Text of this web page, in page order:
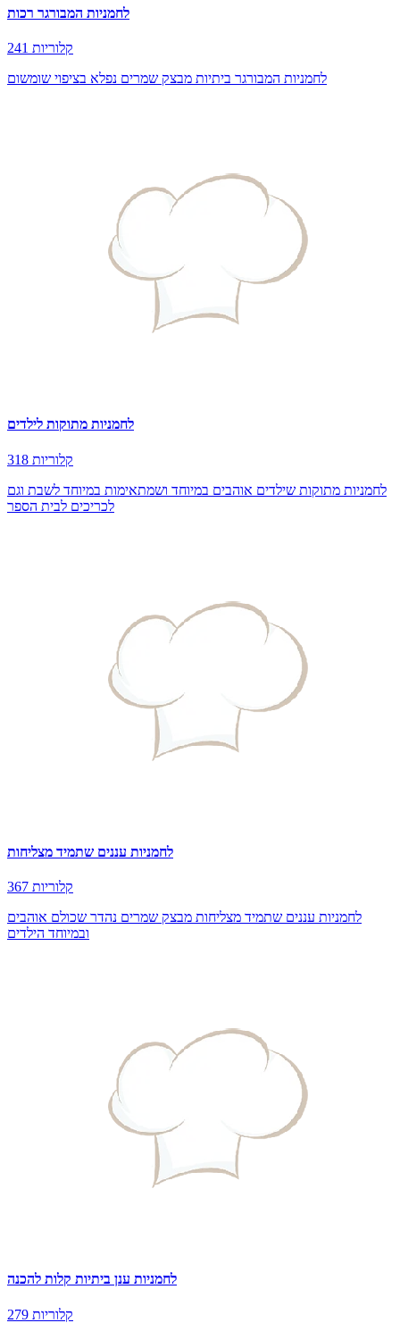
לחמניות המבורגר רכות
241 קלוריות
לחמניות המבורגר ביתיות מבצק שמרים נפלא בציפוי שומשום
לחמניות מתוקות לילדים
318 קלוריות
לחמניות מתוקות שילדים אוהבים במיוחד ושמתאימות במיוחד לשבת וגם
לכריכים לבית הספר
לחמניות עננים שתמיד מצליחות
367 קלוריות
לחמניות עננים שתמיד מצליחות מבצק שמרים נהדר שכולם אוהבים
ובמיוחד הילדים
לחמניות ענן ביתיות קלות להכנה
279 קלוריות